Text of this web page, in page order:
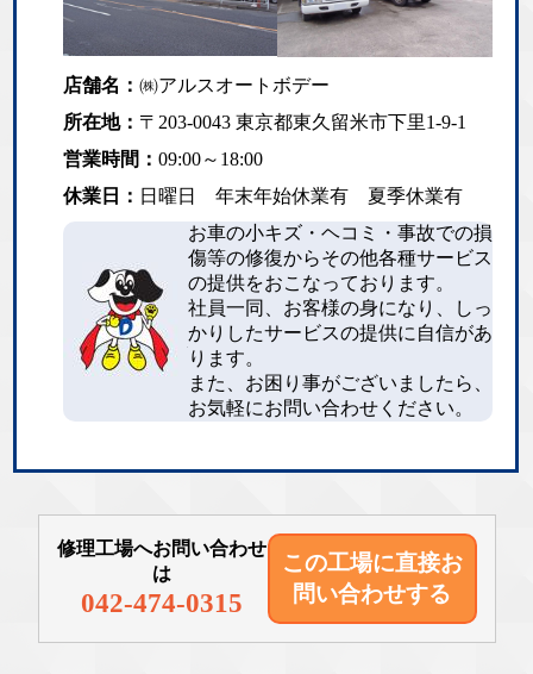
店舗名：㈱アルスオートボデー
所在地： 〒203-0043 東京都東久留米市下里1-9-1
営業時間：09:00～18:00
休業日： 日曜日 年末年始休業有 夏季休業有
お車の小キズ・ヘコミ・事故での損
傷等の修復からその他各種サービス
の提供をおこなっております。
社員一同、お客様の身になり、しっ
かりしたサービスの提供に自信があ
ります。
また、お困り事がございましたら、
お気軽にお問い合わせください。
修理工場へお問い合わせ
は
042-474-0315
この工場に直接お
問い合わせする